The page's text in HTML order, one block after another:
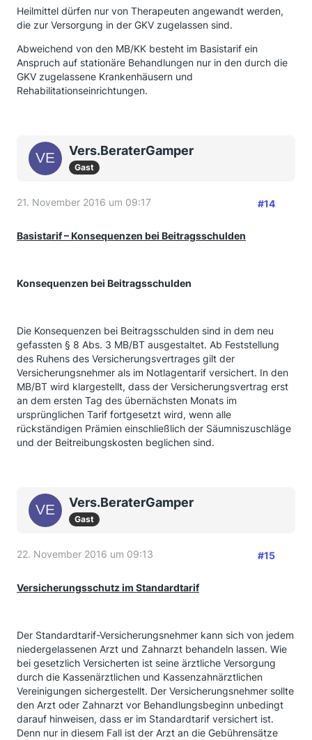
Heilmittel dürfen nur von Therapeuten angewandt werden,
die zur Versorgung in der GKV zugelassen sind.
Abweichend von den MB/KK besteht im Basistarif ein
Anspruch auf stationäre Behandlungen nur in den durch die
GKV zugelassene Krankenhäusern und
Rehabilitationseinrichtungen.
Vers.BeraterGamper
Gast
21. November 2016 um 09:17 #14
Basistarif – Konsequenzen bei Beitragsschulden
Konsequenzen bei Beitragsschulden
Die Konsequenzen bei Beitragsschulden sind in dem neu
gefassten § 8 Abs. 3 MB/BT ausgestaltet. Ab Feststellung
des Ruhens des Versicherungsvertrages gilt der
Versicherungsnehmer als im Notlagentarif versichert. In den
MB/BT wird klargestellt, dass der Versicherungsvertrag erst
an dem ersten Tag des übernächsten Monats im
ursprünglichen Tarif fortgesetzt wird, wenn alle
rückständigen Prämien einschließlich der Säumniszuschläge
und der Beitreibungskosten beglichen sind.
Vers.BeraterGamper
Gast
22. November 2016 um 09:13 #15
Versicherungsschutz im Standardtarif
Der Standardtarif-Versicherungsnehmer kann sich von jedem
niedergelassenen Arzt und Zahnarzt behandeln lassen. Wie
bei gesetzlich Versicherten ist seine ärztliche Versorgung
durch die Kassenärztlichen und Kassenzahnärztlichen
Vereinigungen sichergestellt. Der Versicherungsnehmer sollte
den Arzt oder Zahnarzt vor Behandlungsbeginn unbedingt
darauf hinweisen, dass er im Standardtarif versichert ist.
Denn nur in diesem Fall ist der Arzt an die Gebührensätze